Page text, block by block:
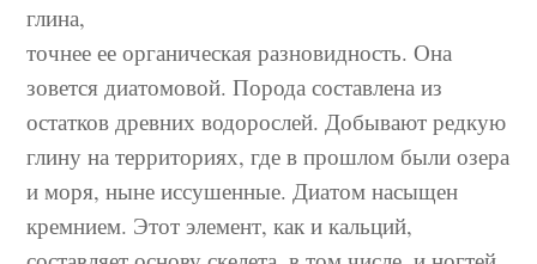
глина,
точнее ее органическая разновидность. Она
зовется диатомовой. Порода составлена из
остатков древних водорослей. Добывают редкую
глину на территориях, где в прошлом были озера
и моря, ныне иссушенные. Диатом насыщен
кремнием. Этот элемент, как и кальций,